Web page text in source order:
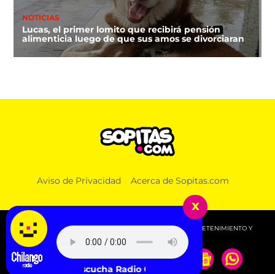
NOTICIAS
Lucas, el primer lomito que recibirá pensión
alimenticia luego de que sus amos se divorciaran
Aviso de Privacidad Acerca de Sopitas.com
© 2026 SOPITAS.COM - MÚSICA, NOTICIAS, DEPORTES, ENTRETENIMIENTO Y
MÁS!.
x
Escucha Radio Chilango -